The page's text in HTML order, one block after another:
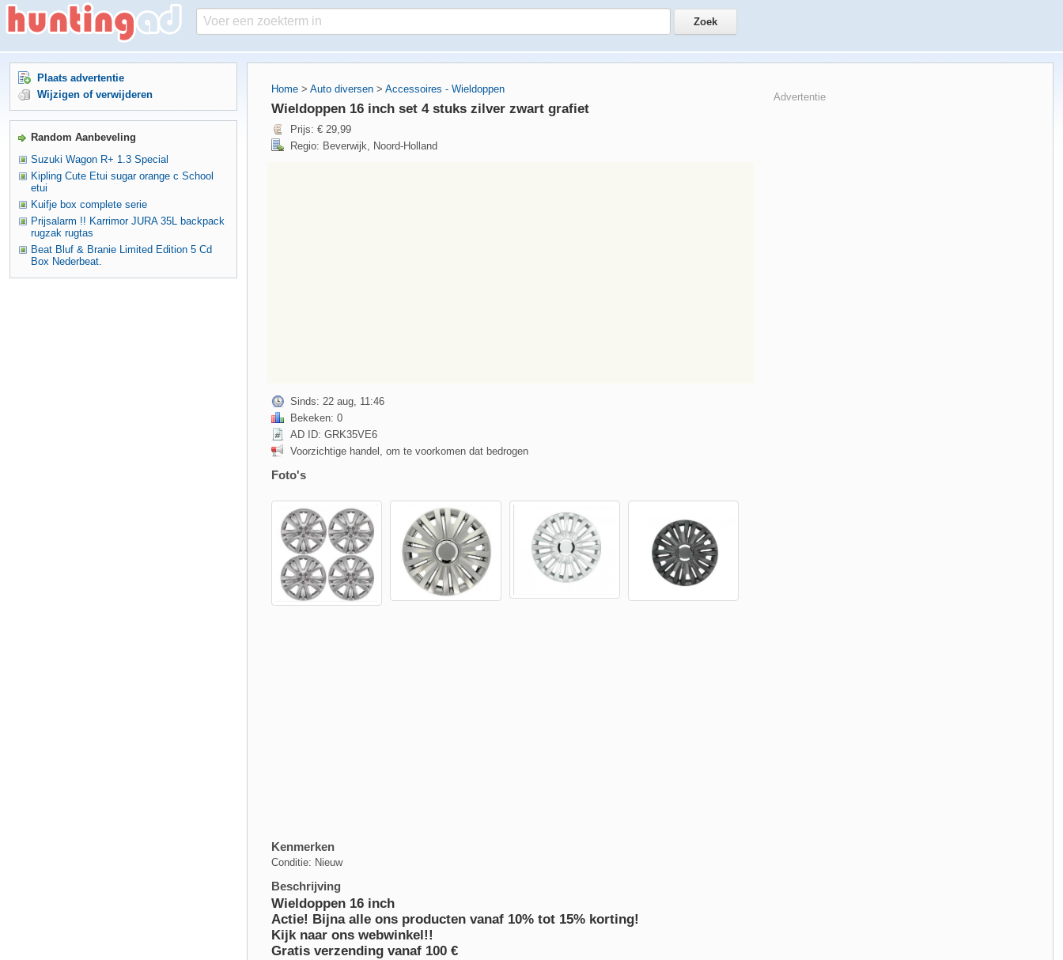
Home > Auto diversen > Accessoires - Wieldoppen
Wieldoppen 16 inch set 4 stuks zilver zwart grafiet
Prijs: € 29,99
Regio: Beverwijk, Noord-Holland
Sinds: 22 aug, 11:46
Bekeken: 0
AD ID: GRK35VE6
Voorzichtige handel, om te voorkomen dat bedrogen
Foto's
Kenmerken
Conditie: Nieuw
Beschrijving
Wieldoppen 16 inch
Actie! Bijna alle ons producten vanaf 10% tot 15% korting!
Kijk naar ons webwinkel!!
Gratis verzending vanaf 100 €
Advertentie
Plaats advertentie
Wijzigen of verwijderen
Random Aanbeveling
Suzuki Wagon R+ 1.3 Special
Kipling Cute Etui sugar orange c School
etui
Kuifje box complete serie
Prijsalarm !! Karrimor JURA 35L backpack
rugzak rugtas
Beat Bluf & Branie Limited Edition 5 Cd
Box Nederbeat.